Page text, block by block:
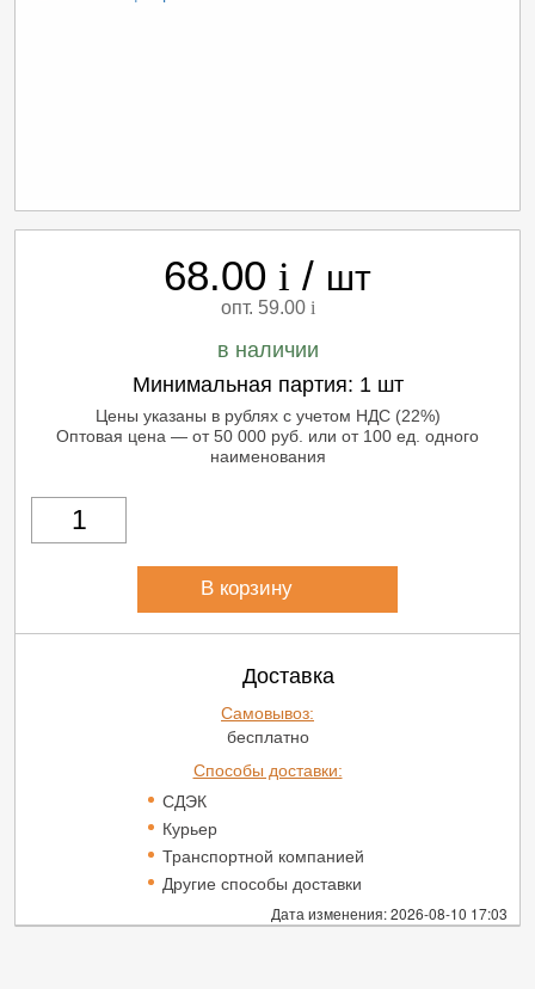
Дата изменения: 2026-08-10 17:03
68.00 i / шт
опт. 59.00 i
в наличии
Минимальная партия: 1 шт
Цены указаны в рублях с учетом НДС (22%)
Оптовая цена — от 50 000 руб. или от 100 ед. одного
наименования
В корзину
Доставка
Самовывоз:
бесплатно
Способы доставки:
СДЭК
Курьер
Транспортной компанией
Другие способы доставки